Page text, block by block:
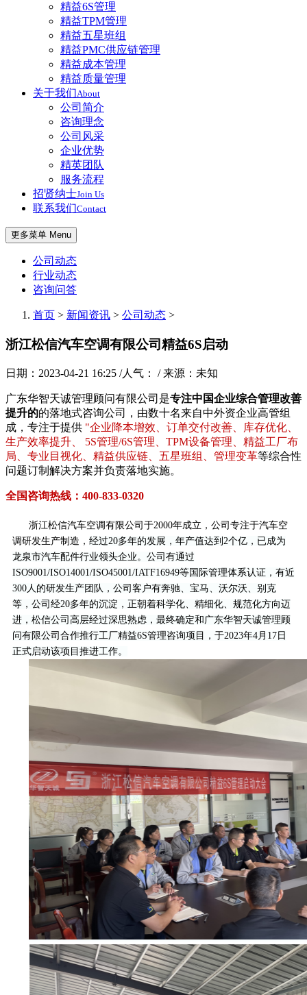
精益6S管理
精益TPM管理
精益五星班组
精益PMC供应链管理
精益成本管理
精益质量管理
关于我们About
公司简介
咨询理念
公司风采
企业优势
精英团队
服务流程
招贤纳士Join Us
联系我们Contact
更多菜单 Menu
公司动态
行业动态
咨询问答
首页 > 新闻资讯 > 公司动态 >
浙江松信汽车空调有限公司精益6S启动
日期：2023-04-21 16:25 /人气： / 来源：未知
广东华智天诚管理顾问有限公司是专注中国企业综合管理改善
提升的的落地式咨询公司，由数十名来自中外资企业高管组
成，专注于提供 "企业降本增效、订单交付改善、库存优化、
生产效率提升、 5S管理/6S管理、TPM设备管理、精益工厂布
局、专业目视化、精益供应链、五星班组、管理变革等综合性
问题订制解决方案并负责落地实施。
全国咨询热线：400-833-0320
浙江松信汽车空调有限公司于2000年成立，公司专注于汽车空
调研发生产制造， 经过20多年的发展，年产值达到2个亿，已成为
龙泉市汽车配件行业领头企业。公司有通过
ISO9001/ISO14001/ISO45001/IATF16949等国际管理体系认证，有近
300人的研发生产团队，公司客户有奔驰、宝马、沃尔沃、别克
等，公司经20多年的沉淀，正朝着科学化、精细化、规范化方向迈
进，松信公司高层经过深思熟虑，最终确定和广东华智天诚管理顾
问有限公司合作推行工厂精益6S管理咨询项目，于2023年4月17日
正式启动该项目推进工作。